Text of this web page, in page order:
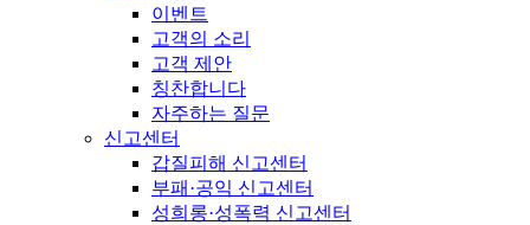
이벤트
고객의 소리
고객 제안
칭찬합니다
자주하는 질문
신고센터
갑질피해 신고센터
부패·공익 신고센터
성희롱·성폭력 신고센터